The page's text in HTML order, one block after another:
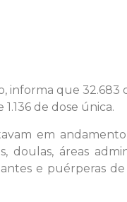
que 32.683
de dose única.
em
doulas, áreas
e puérperas